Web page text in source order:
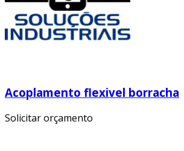
Acoplamento flexivel borracha
Solicitar orçamento